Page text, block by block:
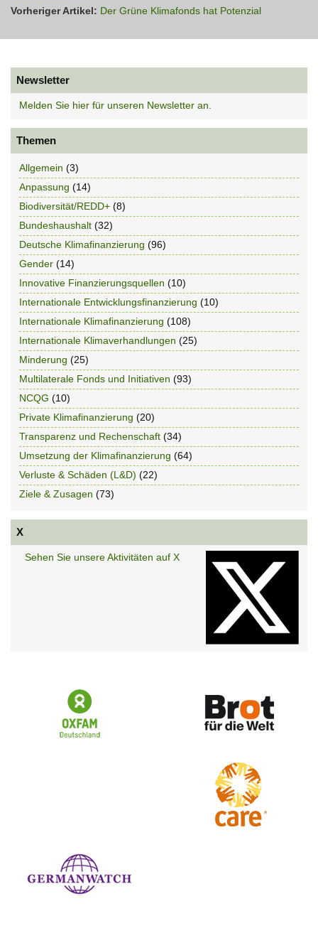
Vorheriger Artikel: Der Grüne Klimafonds hat Potenzial
Newsletter
Melden Sie hier für unseren Newsletter an.
Themen
Allgemein (3)
Anpassung (14)
Biodiversität/REDD+ (8)
Bundeshaushalt (32)
Deutsche Klimafinanzierung (96)
Gender (14)
Innovative Finanzierungsquellen (10)
Internationale Entwicklungsfinanzierung (10)
Internationale Klimafinanzierung (108)
Internationale Klimaverhandlungen (25)
Minderung (25)
Multilaterale Fonds und Initiativen (93)
NCQG (10)
Private Klimafinanzierung (20)
Transparenz und Rechenschaft (34)
Umsetzung der Klimafinanzierung (64)
Verluste & Schäden (L&D) (22)
Ziele & Zusagen (73)
X
Sehen Sie unsere Aktivitäten auf X